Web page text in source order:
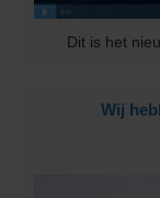
Dit is het
Wij